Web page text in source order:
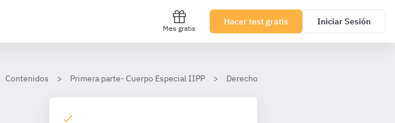
Mes gratis
Hacer test gratis Iniciar Sesión
Contenidos Primera parte- Cuerpo Especial IIPP Derecho Penitenciario